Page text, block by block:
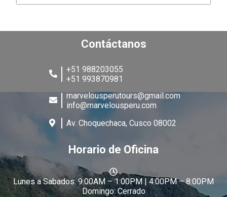
Contáctanos
+51 988203055
+51 993870981
marvelousperutours@gmail.com
info@marvelousperu.com
Av. Choquechaca, Cusco 08002
Horario de Oficina
Lunes a Sabados: 9:00AM – 1:00PM | 4:00PM – 8:00PM
Domingo: Cerrado